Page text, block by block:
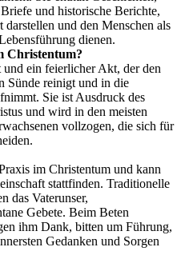
und historische Berichte,
und den Menschen als
dienen.
Christentum?
ein feierlicher Akt, der den
Sünde reinigt und in die
Sie ist Ausdruck des
und wird in den meisten
vollzogen, die sich für
im Christentum und kann
stattfinden. Traditionelle
das Vaterunser,
Gebete. Beim Beten
ihm Dank, bitten um Führung,
Gedanken und Sorgen